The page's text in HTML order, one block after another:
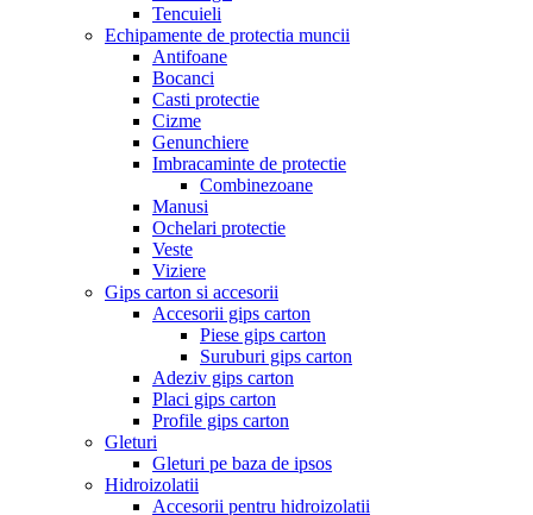
Tencuieli
Echipamente de protectia muncii
Antifoane
Bocanci
Casti protectie
Cizme
Genunchiere
Imbracaminte de protectie
Combinezoane
Manusi
Ochelari protectie
Veste
Viziere
Gips carton si accesorii
Accesorii gips carton
Piese gips carton
Suruburi gips carton
Adeziv gips carton
Placi gips carton
Profile gips carton
Gleturi
Gleturi pe baza de ipsos
Hidroizolatii
Accesorii pentru hidroizolatii